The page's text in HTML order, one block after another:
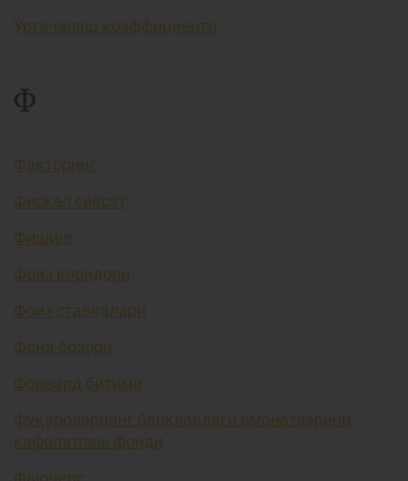
Ўртачалаш коэффициенти
Ф
Факторинг
Фискал сиёсат
Фишинг
Фоиз коридори
Фоиз ставкалари
Фонд бозори
Форвард битими
Фуқароларнинг банклардаги омонатларини
кафолатлаш фонди